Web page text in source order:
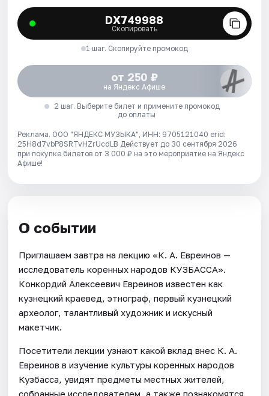
DX749988
Скопировать
1 шаг. Скопируйте промокод
от 250 ₽
на Яндекс Афише
2 шаг. Выберите билет и примените промокод
до оплаты
Реклама. ООО "ЯНДЕКС МУЗЫКА", ИНН: 9705121040 erid:
25H8d7vbP8SRTvHZrUcdLB Действует до 30 сентября 2026
при покупке билетов от 3 000 ₽ на это мероприятие на Яндекс
Афише!
О событии
Приглашаем завтра на лекцию «К. А. Евреинов —
исследователь коренных народов КУЗБАССА».
Конкордий Алексеевич Евреинов известен как
кузнецкий краевед, этнограф, первый кузнецкий
археолог, талантливый художник и искусный
макетчик.
Посетители лекции узнают какой вклад внес К. А.
Евреинов в изучение культуры коренных народов
Кузбасса, увидят предметы местных жителей,